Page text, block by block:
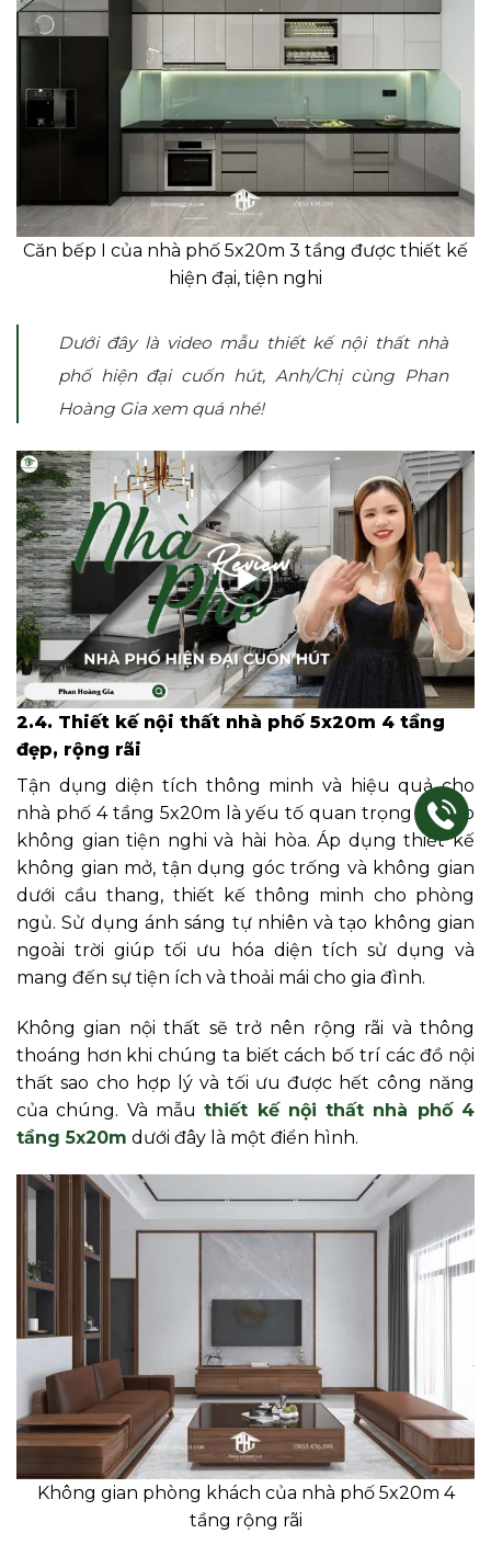
Căn bếp I của nhà phố 5x20m 3 tầng được thiết kế
hiện đại, tiện nghi
Dưới đây là video mẫu thiết kế nội thất nhà
phố hiện đại cuốn hút, Anh/Chị cùng Phan
Hoàng Gia xem quá nhé!
2.4. Thiết kế nội thất nhà phố 5x20m 4 tầng
đẹp, rộng rãi
Tận dụng diện tích thông minh và hiệu quả cho
nhà phố 4 tầng 5x20m là yếu tố quan trọng để tạo
không gian tiện nghi và hài hòa. Áp dụng thiết kế
không gian mở, tận dụng góc trống và không gian
dưới cầu thang, thiết kế thông minh cho phòng
ngủ. Sử dụng ánh sáng tự nhiên và tạo không gian
ngoài trời giúp tối ưu hóa diện tích sử dụng và
mang đến sự tiện ích và thoải mái cho gia đình.
Không gian nội thất sẽ trở nên rộng rãi và thông
thoáng hơn khi chúng ta biết cách bố trí các đồ nội
thất sao cho hợp lý và tối ưu được hết công năng
của chúng. Và mẫuthiết kế nội thất nhà phố 4
tầng 5x20m dưới đây là một điển hình.
Không gian phòng khách của nhà phố 5x20m 4
tầng rộng rãi